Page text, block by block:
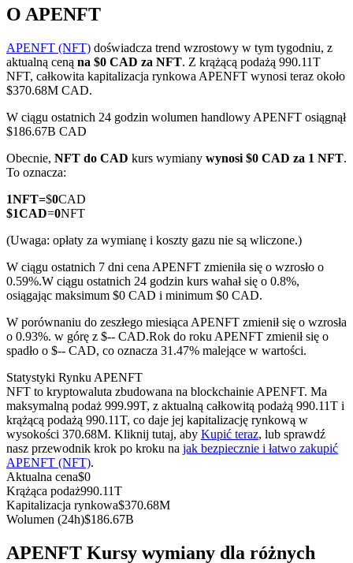
Kontrakty terminowe COIN-M
Kontrakty terminowe na kryptowaluty
TradFi
Instrumenty pochodne na akcje, forex, metale szlachetne i
towary
Kontrakty terminowe na USDC
Kopiowanie Transakcji
Dołącz do najlepszych traderów
O APENFT
APENFT (NFT) doświadcza trend wzrostowy w tym tygodniu, z
aktualną ceną na $0 CAD za NFT. Z krążącą podażą 990.11T
NFT, całkowita kapitalizacja rynkowa APENFT wynosi teraz około
$370.68M CAD.
W ciągu ostatnich 24 godzin wolumen handlowy APENFT osiągnął
$186.67B CAD
Obecnie, NFT do CAD kurs wymiany wynosi $0 CAD za 1 NFT.
To oznacza:
1NFT=$0CAD
$1CAD=0NFT
(Uwaga: opłaty za wymianę i koszty gazu nie są wliczone.)
W ciągu ostatnich 7 dni cena APENFT zmieniła się o wzrosło o
0.59%.W ciągu ostatnich 24 godzin kurs wahał się o 0.8%,
osiągając maksimum $0 CAD i minimum $0 CAD.
W porównaniu do zeszłego miesiąca APENFT zmienił się o wzrosła
o 0.93%. w górę z $-- CAD.Rok do roku APENFT zmienił się o
spadło o $-- CAD, co oznacza 31.47% malejące w wartości.
Statystyki Rynku APENFT
NFT to kryptowaluta zbudowana na blockchainie APENFT. Ma
maksymalną podaż 999.99T, z aktualną całkowitą podażą 990.11T i
krążącą podażą 990.11T, co daje jej kapitalizację rynkową w
wysokości 370.68M. Kliknij tutaj, aby Kupić teraz, lub sprawdź
nasz przewodnik krok po kroku na jak bezpiecznie i łatwo zakupić
APENFT (NFT).
Aktualna cena$0
Krążąca podaż990.11T
Kapitalizacja rynkowa$370.68M
Wolumen (24h)$186.67B
APENFT Kursy wymiany dla różnych